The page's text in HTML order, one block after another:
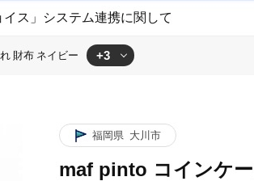
イス」システム連携に関して
財布 ネイビー +3
福岡県 大川市
maf pinto コインケ